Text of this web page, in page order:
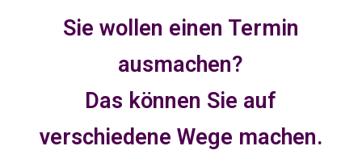
Sie wollen einen Termin
ausmachen?
Das können Sie auf
verschiedene Wege machen.